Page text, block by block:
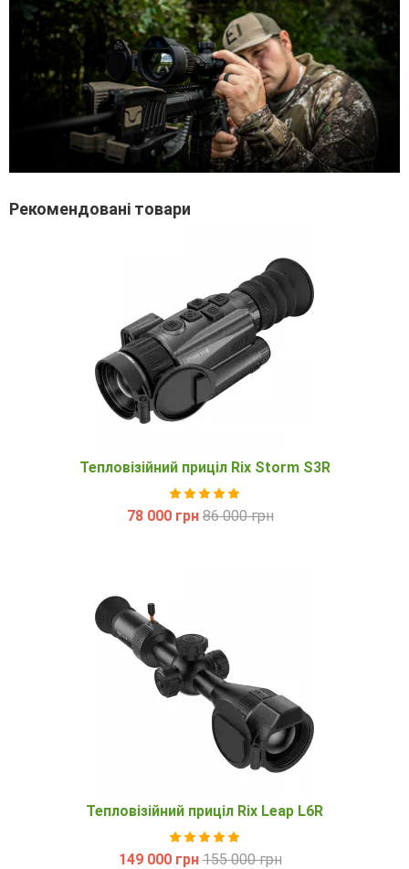
Рекомендовані товари
Тепловізійний приціл Rix Storm S3R
78 000 грн 86 000 грн
Тепловізійний приціл Rix Leap L6R
149 000 грн 155 000 грн